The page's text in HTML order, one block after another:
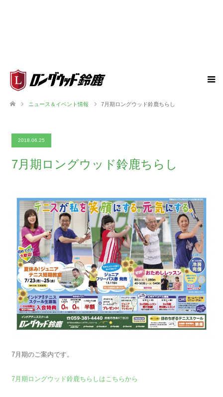
ニュース＆イベント情報 7月期ロングウッド鈴鹿ちらし
2018.06.25
7月期ロングウッド鈴鹿ちらし
7月期のご案内です。
7月期ロングウッド鈴鹿ちらしはこちらから